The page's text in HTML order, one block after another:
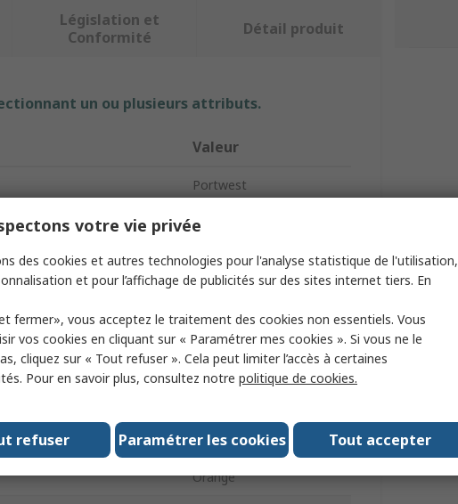
Législation et
Conformité
Détail produit
un ou plusieurs attributs.
Valeur
Portwest
50
Réutilisables
du bruit SNR 32dB
CE, EN 352-2
Thermoplastique
Orange
votre vie privée
des cookies et autres technologies pour l'analyse statistique de l'utilisation,
et pour l’affichage de publicités sur des sites internet tiers. En
fermer», vous acceptez le traitement des cookies non essentiels. Vous
vos cookies en cliquant sur « Paramétrer mes cookies ». Si vous ne le
cliquez sur « Tout refuser ». Cela peut limiter l’accès à certaines
Pour en savoir plus, consultez notre politique de cookies.
Tout accepter
Paramétrer les cookies
refuser